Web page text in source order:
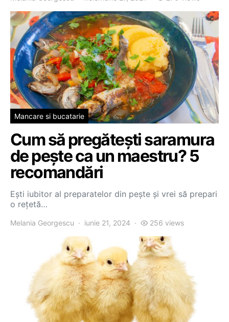
Mancare si bucatarie
Cum să pregătești saramura
de pește ca un maestru? 5
recomandări
Ești iubitor al preparatelor din pește și vrei să prepari
o rețetă…
Melania Georgescu iunie 21, 2024 256 views